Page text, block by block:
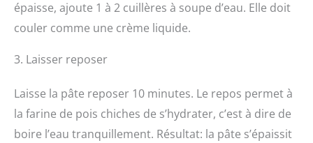
épaisse, ajoute 1 à 2 cuillères à soupe d’eau. Elle doit
couler comme une crème liquide.
3. Laisser reposer
Laisse la pâte reposer 10 minutes. Le repos permet à
la farine de pois chiches de s’hydrater, c’est à dire de
boire l’eau tranquillement. Résultat: la pâte s’épaissit